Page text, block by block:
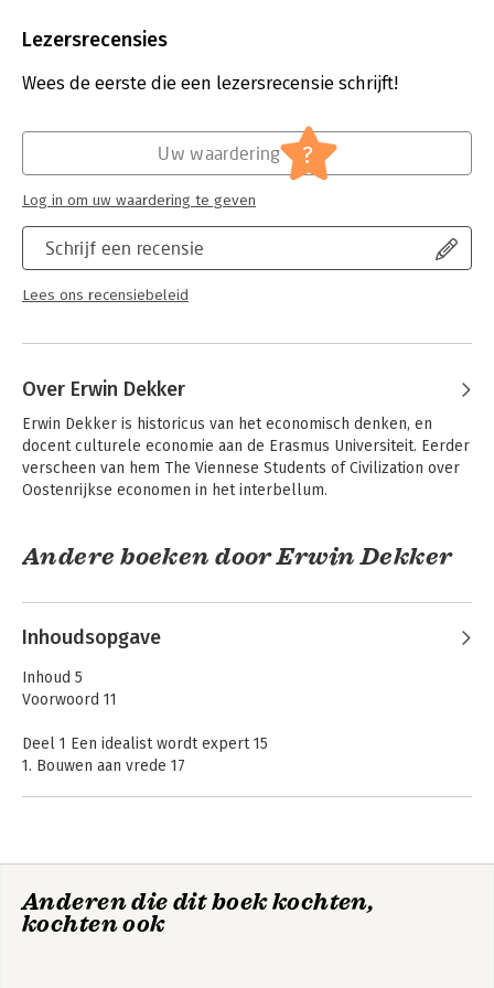
Uitgever:
Verschijningsdatum:
12-5-2021
Lezersrecensies
Wees de eerste die een lezersrecensie schrijft!
Schrijf een recensie
Lees ons recensiebeleid
Uw waardering ?
Log in om uw waardering te geven
Over Erwin Dekker
Erwin Dekker is historicus van het economisch denken, en
docent culturele economie aan de Erasmus Universiteit. Eerder
verscheen van hem The Viennese Students of Civilization over
Oostenrijkse economen in het interbellum.
Andere boeken door Erwin Dekker
Bekijk alle boeken
Inhoudsopgave
Inhoud 5
Voorwoord 11
Deel 1 Een idealist wordt expert 15
1. Bouwen aan vrede 17
7. De opkomst van de volkspartij en de economie van het
algemeen belang 157
Anderen die dit boek kochten,
kochten ook